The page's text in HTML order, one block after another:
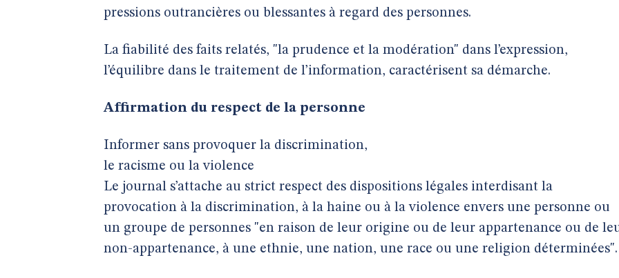
pressions outrancières ou blessantes à regard des personnes.
La fiabilité des faits relatés, "la prudence et la modération" dans l’expression,
l’équilibre dans le traitement de l’information, caractérisent sa démarche.
Affirmation du respect de la personne
Informer sans provoquer la discrimination,
le racisme ou la violence
Le journal s’attache au strict respect des dispositions légales interdisant la
provocation à la discrimination, à la haine ou à la violence envers une personne ou
un groupe de personnes "en raison de leur origine ou de leur appartenance ou de
non-appartenance, à une ethnie, une nation, une race ou une religion déterminées".